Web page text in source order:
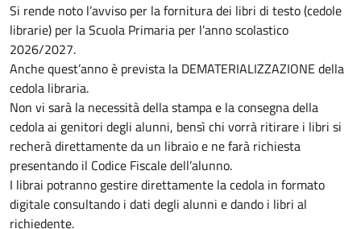
Si rende noto l’avviso per la fornitura dei libri di testo (cedole
librarie) per la Scuola Primaria per l’anno scolastico
2026/2027.
Anche quest’anno è prevista la DEMATERIALIZZAZIONE della
cedola libraria.
Non vi sarà la necessità della stampa e la consegna della
cedola ai genitori degli alunni, bensì chi vorrà ritirare i libri si
recherà direttamente da un libraio e ne farà richiesta
presentando il Codice Fiscale dell’alunno.
I librai potranno gestire direttamente la cedola in formato
digitale consultando i dati degli alunni e dando i libri al
richiedente.